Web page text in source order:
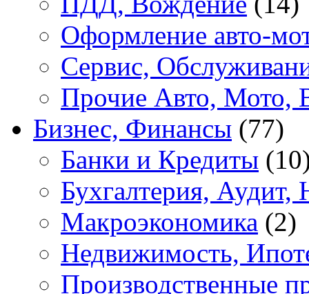
Оформление авто-
Сервис,
Прочие Авто, Мото,
Бизнес, Финансы (77)
Банки и Кредиты
Бухгалтерия, Аудит,
Макроэкономика (2)
Недвижимость,
Производственные